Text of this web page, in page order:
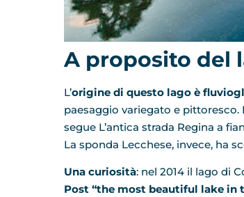
A proposito del
L’origine di questo lago è
paesaggio variegato e
segue L’antica strada Regina a
La sponda Lecchese, invece, ha
Una curiosità: nel 2014 il lago di
Post “the most beautiful lake in